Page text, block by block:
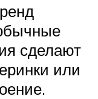
сделают
или